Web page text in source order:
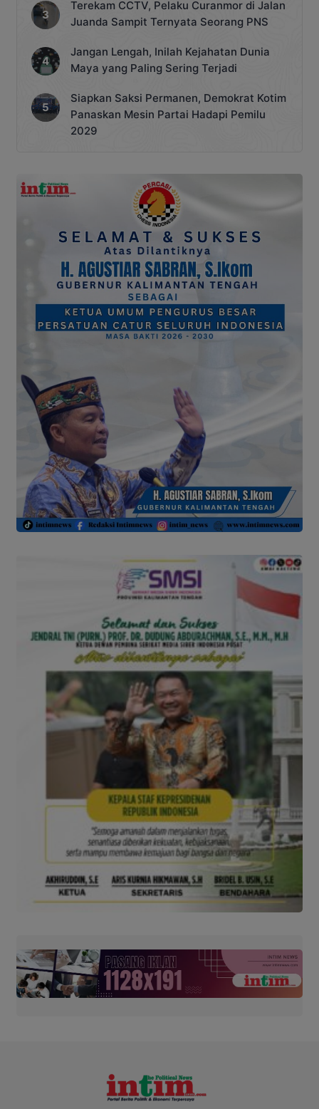
Terekam CCTV, Pelaku Curanmor di Jalan
Juanda Sampit Ternyata Seorang PNS
Jangan Lengah, Inilah Kejahatan Dunia
Maya yang Paling Sering Terjadi
Siapkan Saksi Permanen, Demokrat Kotim
Panaskan Mesin Partai Hadapi Pemilu
2029